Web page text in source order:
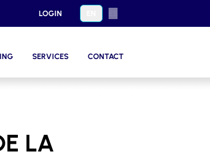
LOGIN
SERVICES CONTACT
LA